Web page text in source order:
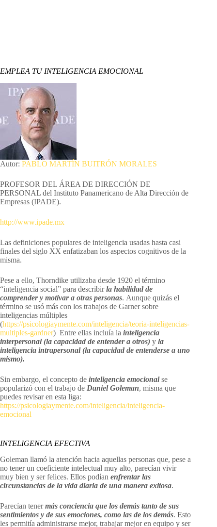
EMPLEA TU INTELIGENCIA EMOCIONAL
Autor: PABLO MARTÍN BUITRÓN MORALES
PROFESOR DEL ÁREA DE DIRECCIÓN DE
PERSONAL del Instituto Panamericano de Alta Dirección de
Empresas (IPADE).
http://www.ipade.mx
​Las definiciones populares de inteligencia usadas hasta casi
finales del siglo XX enfatizaban los aspectos cognitivos de la
misma.
Pese a ello, Thorndike utilizaba desde 1920 el término
“inteligencia social” para describirla habilidad de
comprender y motivar a otras personas. Aunque quizás el
término se usó más con los trabajos de Garner sobre
inteligencias múltiples
(https://psicologiaymente.com/inteligencia/teoria-inteligencias-
multiples-gardner) Entre ellas incluía la inteligencia
interpersonal (la capacidad de entender a otros) y la
inteligencia intrapersonal (la capacidad de entenderse a uno
mismo).
Sin embargo, el concepto de inteligencia emocionalse
popularizó con el trabajo de Daniel Goleman, misma que
puedes revisar en esta liga:
https://psicologiaymente.com/inteligencia/inteligencia-
emocional
INTELIGENCIA EFECTIVA
Goleman llamó la atención hacia aquellas personas que, pese a
no tener un coeficiente intelectual muy alto, parecían vivir
muy bien y ser felices. Ellos podían enfrentar las
circunstancias de la vida diaria de una manera exitosa.
Parecían tenermás conciencia que los demás tanto de sus
sentimientos y de sus emociones, como las de los demás. Esto
les permitía administrarse mejor, trabajar mejor en equipo y ser